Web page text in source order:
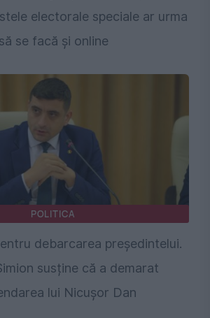
electorale speciale ar urma
să se facă și online
POLITICA
debarcarea președintelui.
susține că a demarat
lui Nicușor Dan